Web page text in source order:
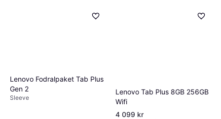
Lenovo Fodralpaket Tab Plus
Gen 2
Sleeve
Lenovo Tab Plus 8GB 256GB
Wifi
4 099 kr